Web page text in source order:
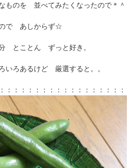
ものを 並べてみたくなったので＊＾
ので あしからず☆
とことん ずっと好き。
ろあるけど 厳選すると。。
：：：：：：：：：：：：：：：：：：